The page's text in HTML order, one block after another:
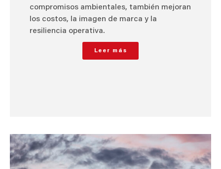
compromisos ambientales, también mejoran
los costos, la imagen de marca y la
resiliencia operativa.
Leer más